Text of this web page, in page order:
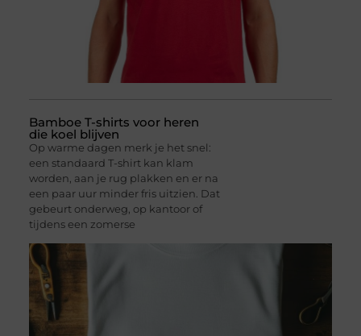
Bamboe T-shirts voor heren
die koel blijven
Op warme dagen merk je het snel:
een standaard T-shirt kan klam
worden, aan je rug plakken en er na
een paar uur minder fris uitzien. Dat
gebeurt onderweg, op kantoor of
tijdens een zomerse